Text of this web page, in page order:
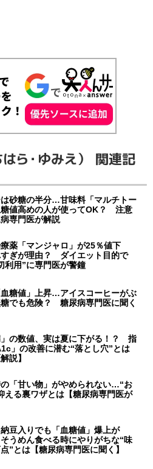
ら・ゆみえ） 関連記
砂糖の半分…甘味料「マルチトー
糖値高めの人が使ってOK？ 注意
専門医が解説
薬「マンジャロ」が25％値下
すぎが理由？ ダイエット目的で
利用”に専門医が警鐘
糖値」上昇…アイスコーヒーがぶ
でも危険？ 糖尿病専門医に聞く
」の数値、実は夏に下がる！？ 指
」の改善に潜む“落とし穴”とは
説】
「甘い物」がやめられない…“お
える裏ワザとは【糖尿病専門医が
豆入りでも「血糖値」爆上が
うめん食べる時にやりがちな“味
”とは【糖尿病専門医に聞く】